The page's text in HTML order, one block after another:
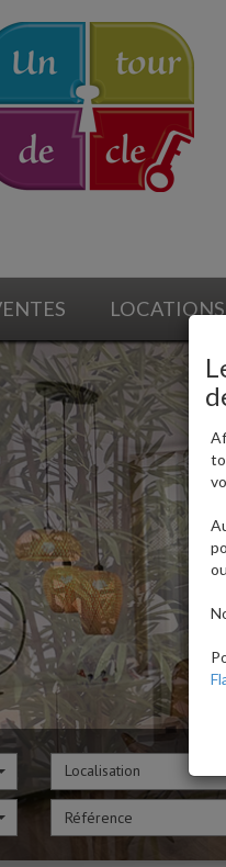
VENTES LOCATIONS
Localisation